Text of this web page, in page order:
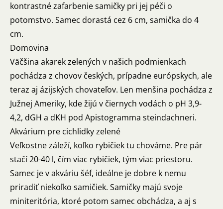
kontrastné zafarbenie samičky pri jej péči o
potomstvo. Samec dorastá cez 6 cm, samička do 4
cm.
Domovina
Väčšina akarek zelených v našich podmienkach
pochádza z chovov českých, prípadne európskych, ale
teraz aj ázijských chovateľov. Len menšina pochádza z
Južnej Ameriky, kde žijú v čiernych vodách o pH 3,9-
4,2, dGH a dKH pod Apistogramma steindachneri.
Akvárium pre cichlidky zelené
Veľkostne záleží, koľko rybičiek tu chováme. Pre pár
stačí 20-40 l, čím viac rybičiek, tým viac priestoru.
Samec je v akváriu šéf, ideálne je dobre k nemu
priradiť niekoľko samičiek. Samičky majú svoje
miniteritória, ktoré potom samec obchádza, a aj s